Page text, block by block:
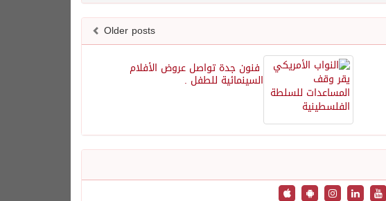
Older posts
فنون جدة تواصل عروض الأفلام
السينمائية للطفل .